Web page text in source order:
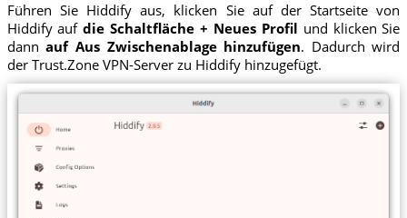
Führen Sie Hiddify aus, klicken Sie auf der Startseite von
Hiddify aufdie Schaltfläche + Neues Profil und klicken Sie
dannauf Aus Zwischenablage hinzufügen. Dadurch wird
der Trust.Zone VPN-Server zu Hiddify hinzugefügt.